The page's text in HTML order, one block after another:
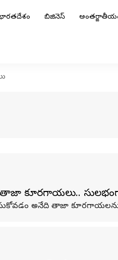
బిజినెస్
తాజా కూరగాయలు..
అనేది తాజా